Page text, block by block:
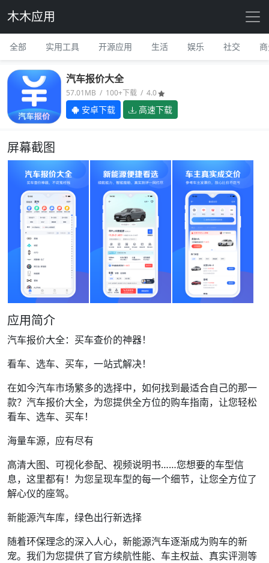
木木应用
全部 实用工具 开源应用 生活 娱乐 社交
汽车报价大全
57.01MB / 100+下载 / 4.0
安卓下载 高速下载
屏幕截图
应用简介
汽车报价大全：买车查价的神器！
看车、选车、买车，一站式解决！
在如今汽车市场繁多的选择中，如何找到最适合自己的那一
款？汽车报价大全，为您提供全方位的购车指南，让您轻松
看车、选车、买车！
海量车源，应有尽有
高清大图、可视化参配、视频说明书……您想要的车型信
息，这里都有！为您呈现车型的每一个细节，让您全方位了
解心仪的座驾。
新能源汽车库，绿色出行新选择
随着环保理念的深入人心，新能源汽车逐渐成为购车的新
宠。我们为您提供了官方续航性能、车主权益、真实评测等